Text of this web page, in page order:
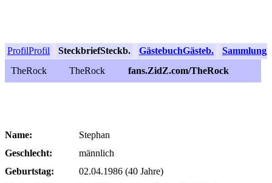
ProfilProfil SteckbriefSteckb. GästebuchGästeb. Sammlung
TheRock
TheRock fans.ZidZ.com/TheRock
Name:
Stephan
Geschlecht:
männlich
Geburtstag:
02.04.1986 (40 Jahre)